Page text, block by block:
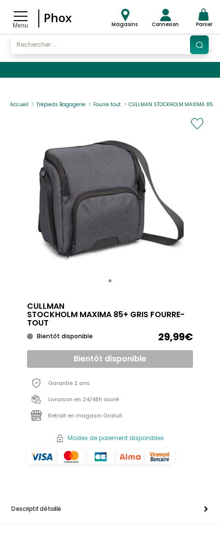
Menu
Phox Magasins Connexion Panier
Accueil Trépieds Bagagerie Fourre tout CULLMAN STOCKHOLM MAXIMA 85+
CULLMAN
STOCKHOLM MAXIMA 85+ GRIS FOURRE-
TOUT
Bientôt disponible 29,99€
Bientôt disponible
Garantie 2 ans
Livraison en 24/48h ouvré
Retrait en magasin Gratuit
Modes de paiement disponibles
Descriptif détaillé